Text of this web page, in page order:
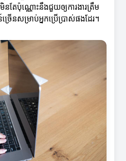
មិនតែប៉ុណ្ណោះនឹងជួយឲ្យការងារត្រឹម
រើនសម្រាប់អ្នកប្រើប្រាស់ផងដែរ។